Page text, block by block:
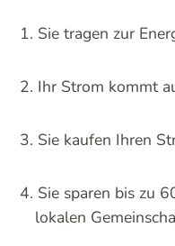
Sie tragen zur
Ihr Strom kommt
Sie kaufen Ihren
Sie sparen bis zu
lokalen